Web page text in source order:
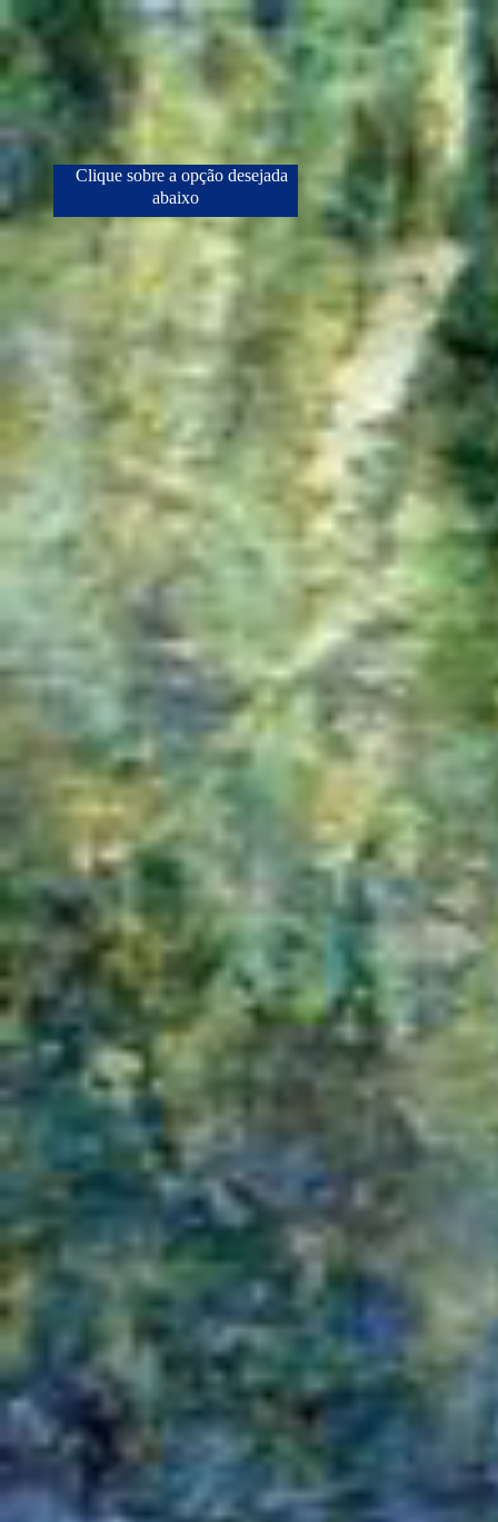
Clique sobre a opção desejada
abaixo